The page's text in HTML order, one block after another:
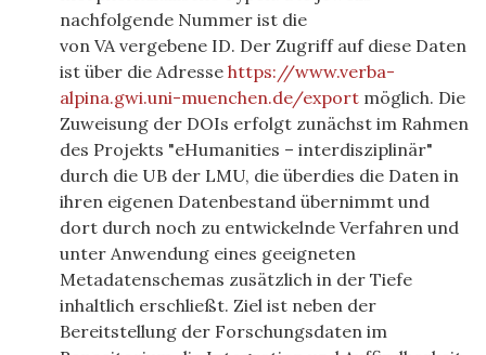
nachfolgende Nummer ist die
von VAvergebene ID. Der Zugriff auf diese Daten
ist über die Adresse https://www.verba-
alpina.gwi.uni-muenchen.de/export möglich. Die
Zuweisung der DOIs erfolgt zunächst im Rahmen
des Projekts "eHumanities – interdisziplinär"
durch die UB der LMU, die überdies die Daten in
ihren eigenen Datenbestand übernimmt und
dort durch noch zu entwickelnde Verfahren und
unter Anwendung eines geeigneten
Metadatenschemas zusätzlich in der Tiefe
inhaltlich erschließt. Ziel ist neben der
Bereitstellung der Forschungsdaten im